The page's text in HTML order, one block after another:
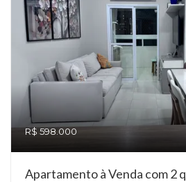
R$ 598.000
Apartamento à Venda com 2